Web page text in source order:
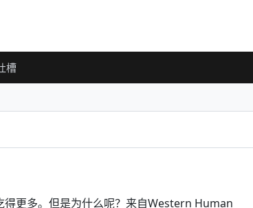
槽
更多。但是为什么呢？来自Western Human